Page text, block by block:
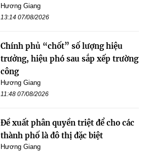
Hương Giang
13:14 07/08/2026
Chính phủ “chốt” số lượng hiệu
trưởng, hiệu phó sau sắp xếp trường
công
Hương Giang
11:48 07/08/2026
Đề xuất phân quyền triệt để cho các
thành phố là đô thị đặc biệt
Hương Giang